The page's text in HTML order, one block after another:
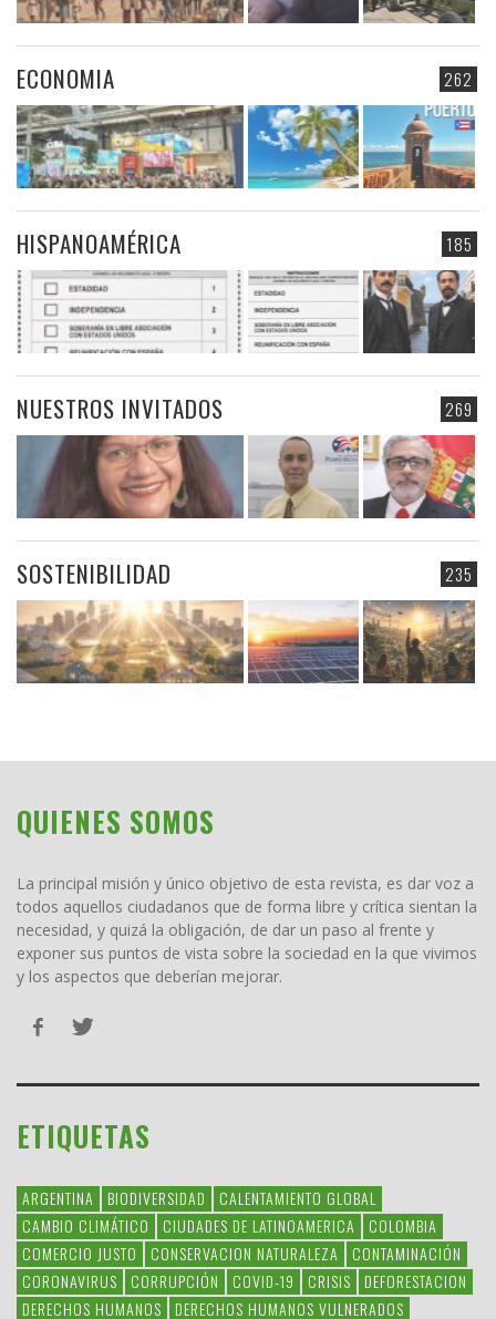
262
ECONOMIA
185
HISPANOAMÉRICA
269
NUESTROS INVITADOS
235
SOSTENIBILIDAD
QUIENES SOMOS
La principal misión y único objetivo de esta revista, es dar voz a
todos aquellos ciudadanos que de forma libre y crítica sientan la
necesidad, y quizá la obligación, de dar un paso al frente y
exponer sus puntos de vista sobre la sociedad en la que vivimos
y los aspectos que deberían mejorar.
ETIQUETAS
ARGENTINA BIODIVERSIDAD
CALENTAMIENTO GLOBAL
CAMBIO CLIMÁTICO
CIUDADES DE LATINOAMERICA
COLOMBIA
COMERCIO JUSTO
CONSERVACION NATURALEZA
CONTAMINACIÓN
CORONAVIRUS
CORRUPCIÓN COVID-19 CRISIS
DEFORESTACION
DERECHOS HUMANOS
DERECHOS HUMANOS VULNERADOS